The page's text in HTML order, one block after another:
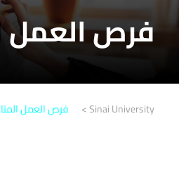
فرص العمل
Sinai University
> فرص العمل